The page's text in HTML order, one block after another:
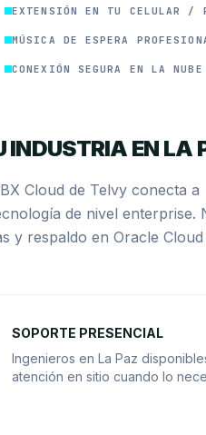
EXTENSIÓN EN TU CELULAR /
MÚSICA DE ESPERA
CONEXIÓN SEGURA EN LA NUBE
INDUSTRIA EN LA
Cloud de Telvy conecta a
de nivel enterprise.
y respaldo en Oracle Cloud
SOPORTE PRESENCIAL
Ingenieros en La Paz
atención en sitio cuando lo